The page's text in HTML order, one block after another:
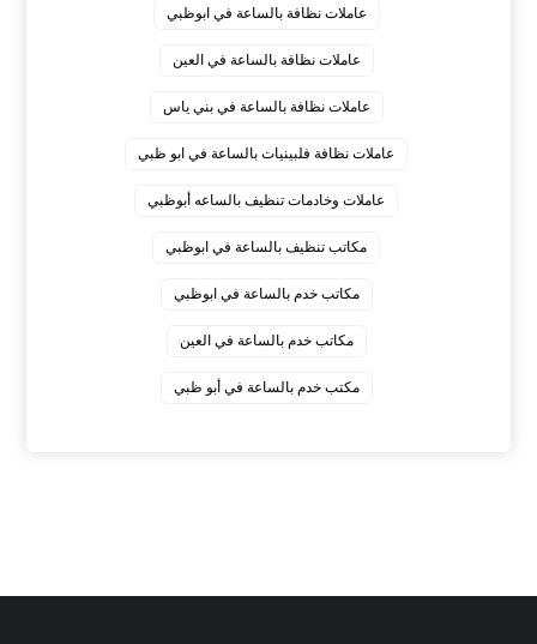
عاملات نظافة بالساعة في ابوظبي
عاملات نظافة بالساعة في العين
عاملات نظافة بالساعة في بني ياس
عاملات نظافة فلبينيات بالساعة في ابو ظبي
عاملات وخادمات تنظيف بالساعه أبوظبي
مكاتب تنظيف بالساعة في ابوظبي
مكاتب خدم بالساعة في ابوظبي
مكاتب خدم بالساعة في العين
مكتب خدم بالساعة في أبو ظبي